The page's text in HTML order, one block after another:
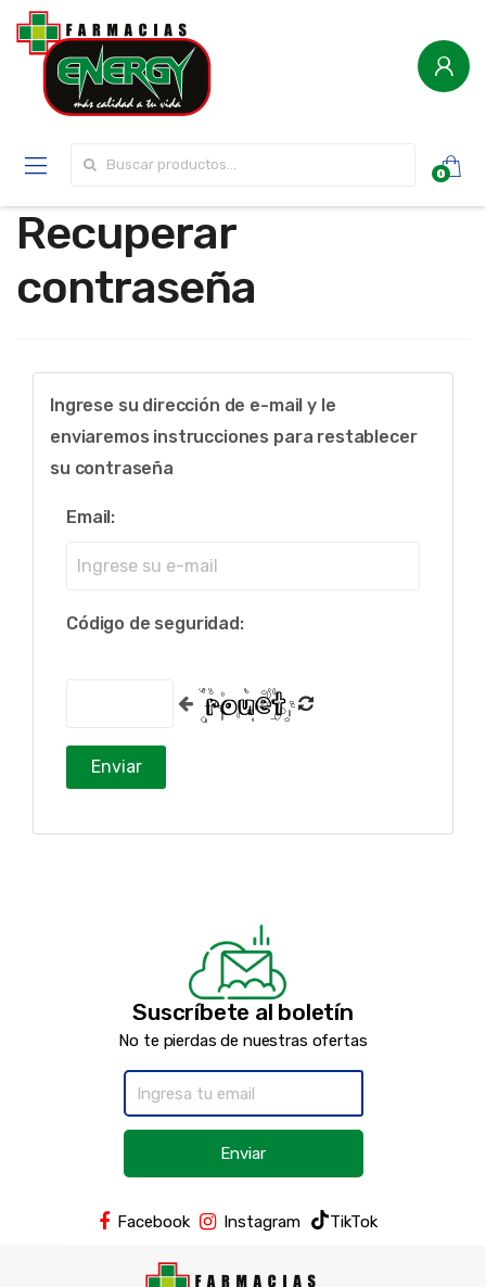
0
Recuperar
contraseña
Ingrese su dirección de e-mail y le
enviaremos instrucciones para restablecer
su contraseña
Email:
Código de seguridad:
Suscríbete al boletín
No te pierdas de nuestras ofertas
Enviar
Facebook Instagram TikTok